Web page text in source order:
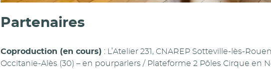
Partenaires
Coproduction (en cours) : L’Atelier 231, CNAREP Sotteville-lès-
Occitanie-Alès (30) – en pourparlers / Plateforme 2 Pôles Cirque en